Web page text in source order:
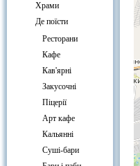
Храми
Де поїсти
Ресторани
Кафе
Кав'ярні
Закусочні
Піцерії
Арт кафе
Кальянні
Суші-бари